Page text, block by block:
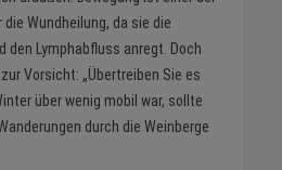
Wundheilung, da sie die
den Lymphabfluss anregt. Doch
Vorsicht: „Übertreiben Sie es
über wenig mobil war, sollte
durch die Weinberge